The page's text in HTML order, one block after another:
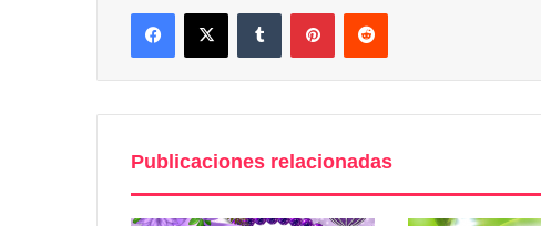
FacebookX Tumblr PinterestReddit
Publicaciones relacionadas